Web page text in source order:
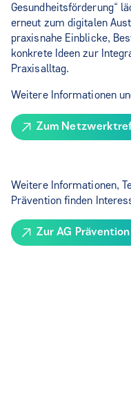
Gesundheitsförderung“
erneut zum digitalen
praxisnahe Einblicke,
konkrete Ideen zur
Praxisalltag.
Weitere Informationen
Zum
Weitere Informationen,
Prävention finden
Zur AG